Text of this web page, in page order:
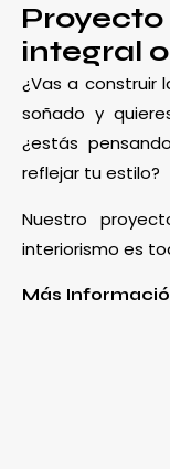
integral
¿Vas a construir
soñado y
¿estás
reflejar tu estilo?
Nuestro
interiorismo es
Más